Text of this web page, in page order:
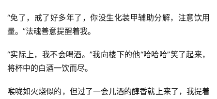
“免了，戒了好多年了，你没生化装甲辅助分解，注意饮用
量。”法魂善意提醒着我。
“实际上，我不会喝酒。”我向楼下的他“哈哈哈”笑了起来，
将杯中的白酒一饮而尽。
喉咙如火烧似的，但过了一会儿酒的醇香就上来了，我提着